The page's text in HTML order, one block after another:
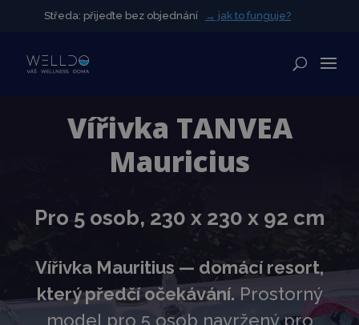
Vířivka TANVEA
Mauricius
Pro 5 osob, 230 x 230 x 92 cm
Vířivka Mauritius — domácí resort,
který předčí očekávání. Prostorný
model pro 5 osob navržený pro
Středa: přijeďte bez objednání → jak to funguje?
Středa: přijeďte bez objednání → jak to funguje?